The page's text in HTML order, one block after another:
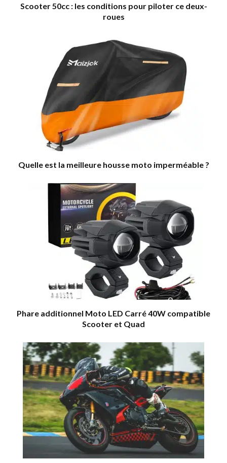
Scooter 50cc : les conditions pour piloter ce deux-
roues
Quelle est la meilleure housse moto imperméable ?
Phare additionnel Moto LED Carré 40W compatible
Scooter et Quad